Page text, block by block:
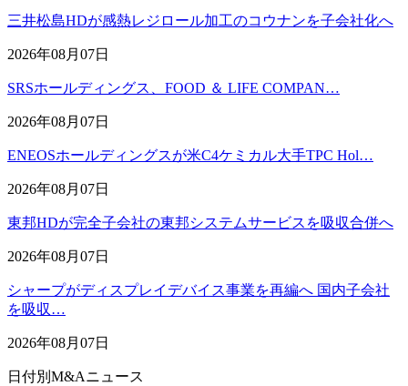
三井松島HDが感熱レジロール加工のコウナンを子会社化へ
2026年08月07日
SRSホールディングス、FOOD ＆ LIFE COMPAN…
2026年08月07日
ENEOSホールディングスが米C4ケミカル大手TPC Hol…
2026年08月07日
東邦HDが完全子会社の東邦システムサービスを吸収合併へ
2026年08月07日
シャープがディスプレイデバイス事業を再編へ 国内子会社
を吸収…
2026年08月07日
日付別M&Aニュース